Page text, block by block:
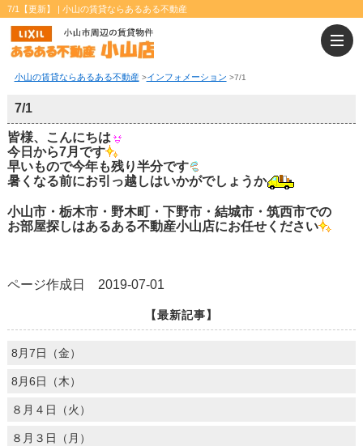
7/1【更新】 | 小山の賃貸ならあるある不動産
小山の賃貸ならあるある不動産>インフォメーション >7/1
7/1
皆様、こんにちは
今日から7月です
早いもので今年も残り半分です
暑くなる前にお引っ越しはいかがでしょうか
小山市・栃木市・野木町・下野市・結城市・筑西市での
お部屋探しはあるある不動産小山店にお任せください
ページ作成日 2019-07-01
【最新記事】
8月7日（金）
8月6日（木）
８月４日（火）
８月３日（月）